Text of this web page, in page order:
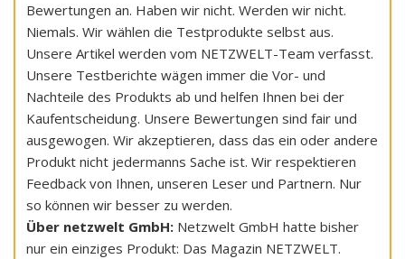
Bewertungen an. Haben wir nicht. Werden wir nicht.
Niemals. Wir wählen die Testprodukte selbst aus.
Unsere Artikel werden vom NETZWELT-Team verfasst.
Unsere Testberichte wägen immer die Vor- und
Nachteile des Produkts ab und helfen Ihnen bei der
Kaufentscheidung. Unsere Bewertungen sind fair und
ausgewogen. Wir akzeptieren, dass das ein oder andere
Produkt nicht jedermanns Sache ist. Wir respektieren
Feedback von Ihnen, unseren Leser und Partnern. Nur
so können wir besser zu werden.
Über netzwelt GmbH: Netzwelt GmbH hatte bisher
nur ein einziges Produkt: Das Magazin NETZWELT.